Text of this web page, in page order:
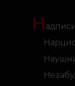
Н